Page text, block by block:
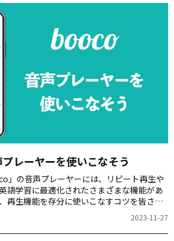
レーヤーを使いこなそう
」の音声プレーヤーには、リピート再生や
語学習に最適化されたさまざまな機能があ
再生機能を存分に使いこなすコツを皆さん
2023-11-27